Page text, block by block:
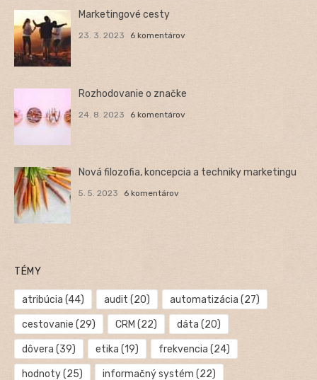
Marketingové cesty
23. 3. 2023 6 komentárov
Rozhodovanie o značke
24. 8. 2023 6 komentárov
Nová filozofia, koncepcia a techniky marketingu
5. 5. 2023 6 komentárov
TÉMY
atribúcia (44) audit (20) automatizácia (27)
cestovanie (29) CRM (22) dáta (20)
dôvera (39) etika (19) frekvencia (24)
hodnoty(25) informačný systém (22)